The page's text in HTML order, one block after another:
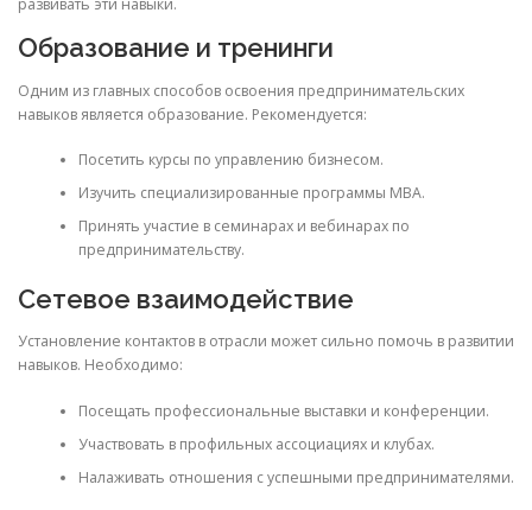
развивать эти навыки.
Образование и тренинги
Одним из главных способов освоения предпринимательских
навыков является образование. Рекомендуется:
Посетить курсы по управлению бизнесом.
Изучить специализированные программы MBA.
Принять участие в семинарах и вебинарах по
предпринимательству.
Сетевое взаимодействие
Установление контактов в отрасли может сильно помочь в развитии
навыков. Необходимо:
Посещать профессиональные выставки и конференции.
Участвовать в профильных ассоциациях и клубах.
Налаживать отношения с успешными предпринимателями.